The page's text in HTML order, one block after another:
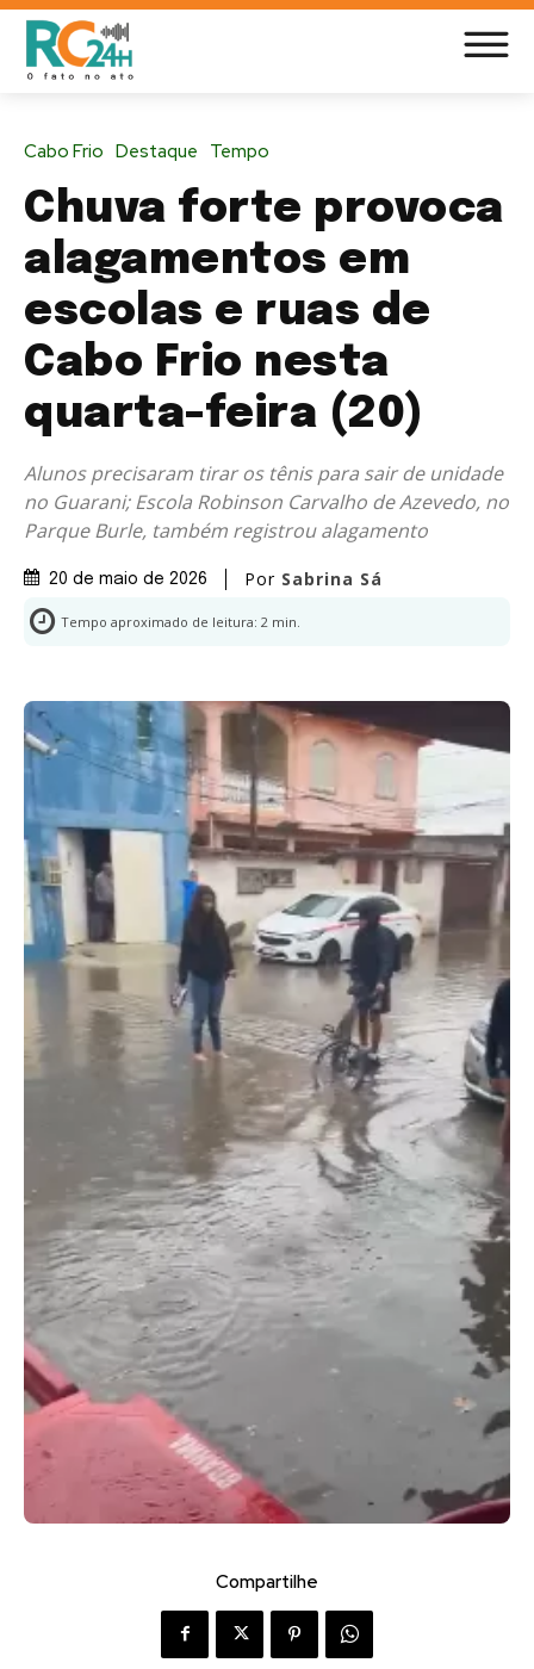
Cabo Frio Destaque Tempo
Chuva forte provoca
alagamentos em
escolas e ruas de
Cabo Frio nesta
quarta-feira (20)
Alunos precisaram tirar os tênis para sair de unidade
no Guarani; Escola Robinson Carvalho de Azevedo, no
Parque Burle, também registrou alagamento
20 de maio de 2026 Por Sabrina Sá
Tempo aproximado de leitura: 2 min.
Compartilhe